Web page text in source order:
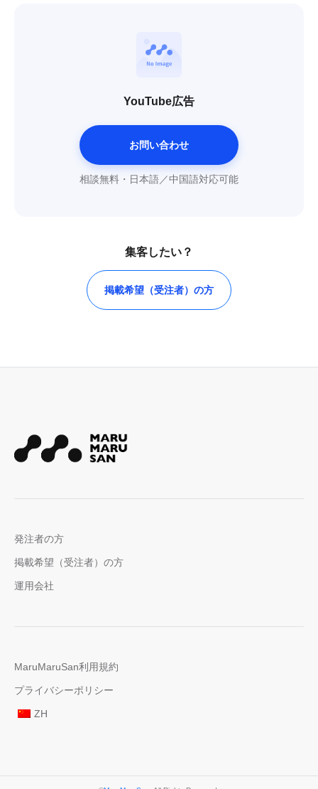
YouTube広告
お問い合わせ
相談無料・日本語／中国語対応可能
集客したい？
掲載希望（受注者）の方
発注者の方
掲載希望（受注者）の方
運用会社
MaruMaruSan利用規約
プライバシーポリシー
ZH